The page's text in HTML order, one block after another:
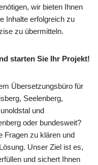
wir bieten Ihnen
Inhalte erfolgreich zu
zu übermitteln.
starten Sie Ihr Projekt!
Übersetzungsbüro für
Seelenberg,
und
oder bundesweit?
Fragen zu klären und
Unser Ziel ist es,
und sichert Ihnen